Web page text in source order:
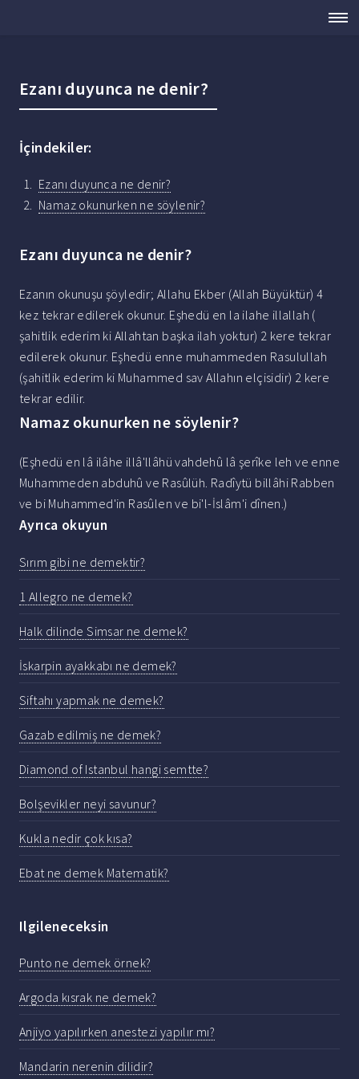
Ezanı duyunca ne denir?
İçindekiler:
Ezanı duyunca ne denir?
Namaz okunurken ne söylenir?
Ezanı duyunca ne denir?
Ezanın okunuşu şöyledir; Allahu Ekber (Allah Büyüktür) 4
kez tekrar edilerek okunur. Eşhedü en la ilahe illallah (
şahitlik ederim ki Allahtan başka ilah yoktur) 2 kere tekrar
edilerek okunur. Eşhedü enne muhammeden Rasulullah
(şahitlik ederim ki Muhammed sav Allahın elçisidir) 2 kere
tekrar edilir.
Namaz okunurken ne söylenir?
(Eşhedü en lâ ilâhe illâ'llâhü vahdehû lâ şerîke leh ve enne
Muhammeden abduhû ve Rasûlüh. Radîytü billâhi Rabben
ve bi Muhammed'in Rasûlen ve bi'l-İslâm'i dînen.)
Ayrıca okuyun
Sırım gibi ne demektir?
1 Allegro ne demek?
Halk dilinde Simsar ne demek?
İskarpin ayakkabı ne demek?
Siftahı yapmak ne demek?
Gazab edilmiş ne demek?
Diamond of Istanbul hangi semtte?
Bolşevikler neyi savunur?
Kukla nedir çok kısa?
Ebat ne demek Matematik?
Ilgileneceksin
Punto ne demek örnek?
Argoda kısrak ne demek?
Anjiyo yapılırken anestezi yapılır mı?
Mandarin nerenin dilidir?